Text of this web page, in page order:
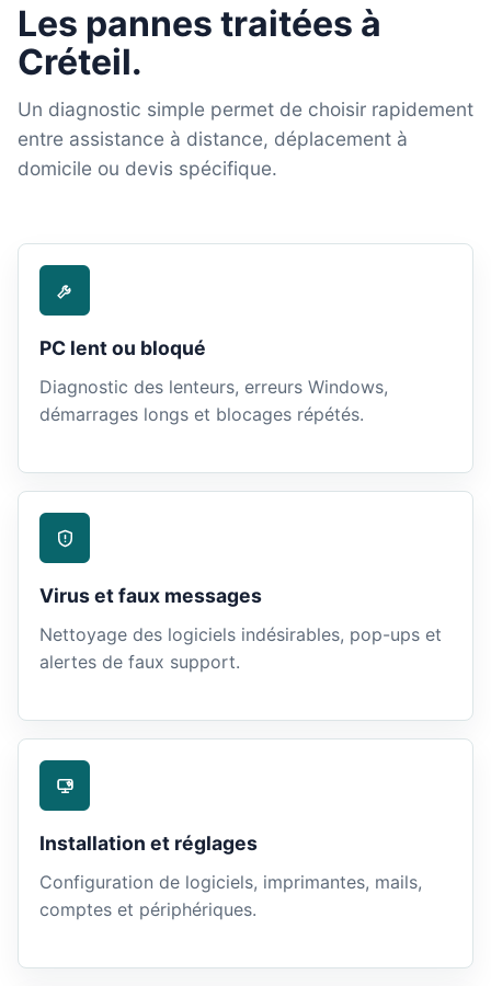
Les pannes traitées à
Créteil.
Un diagnostic simple permet de choisir rapidement
entre assistance à distance, déplacement à
domicile ou devis spécifique.
PC lent ou bloqué
Diagnostic des lenteurs, erreurs Windows,
démarrages longs et blocages répétés.
Virus et faux messages
Nettoyage des logiciels indésirables, pop-ups et
alertes de faux support.
Installation et réglages
Configuration de logiciels, imprimantes, mails,
comptes et périphériques.